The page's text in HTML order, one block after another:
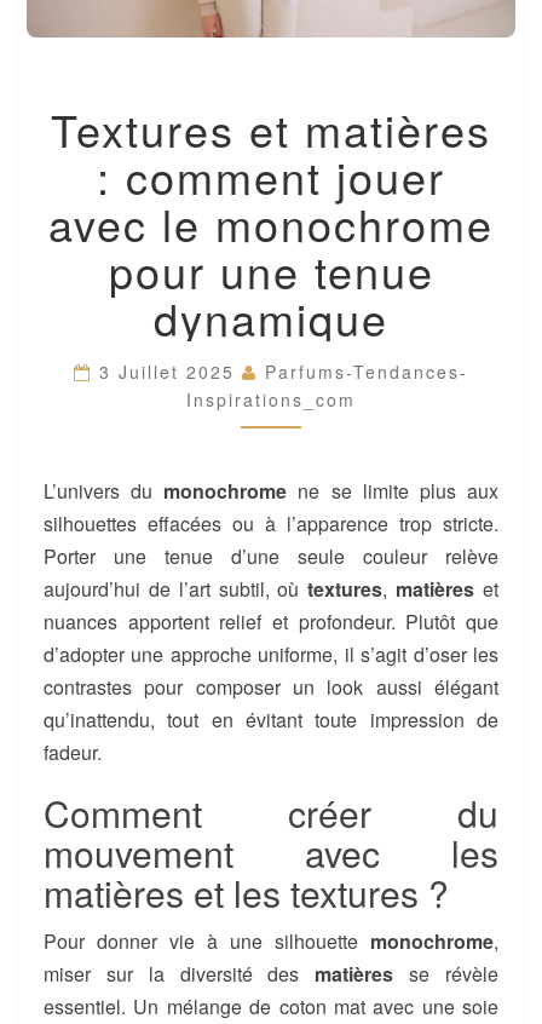
ET
MATIÈRES
COMMENT
JOUER
AVEC
LE
MONOCHROME
POUR
UNE
DYNAMIQUE
Textures et matières
: comment jouer
avec le monochrome
pour une tenue
dynamique
3 Juillet 2025
Parfums-Tendances-
Inspirations_com
L’univers du monochrome ne se limite plus aux
silhouettes effacées ou à l’apparence trop stricte.
Porter une tenue d’une seule couleur relève
aujourd’hui de l’art subtil, oùtextures, matières et
nuances apportent relief et profondeur. Plutôt que
d’adopter une approche uniforme, il s’agit d’oser les
contrastes pour composer un look aussi élégant
qu’inattendu, tout en évitant toute impression de
fadeur.
Comment créer du
mouvement avec les
matières et les textures ?
Pour donner vie à une silhouette monochrome,
miser sur la diversité des matières se révèle
essentiel. Un mélange de coton mat avec une soie